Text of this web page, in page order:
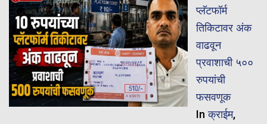
प्लॅटफॉर्म
तिकिटावर अंक
वाढवून
प्रवाशाची ५००
रुपयांची
फसवणूक
Inक्राईम,